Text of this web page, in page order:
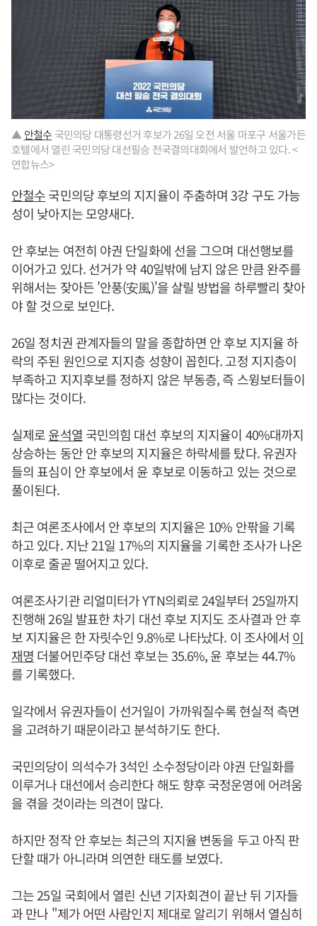
▲안철수 국민의당 대통령선거 후보가 26일 오전 서울 마포구 서울가든
호텔에서 열린 국민의당 대선필승 전국결의대회에서 발언하고 있다. <
연합뉴스>
안철수국민의당 후보의 지지율이 주춤하며 3강 구도 가능
성이 낮아지는 모양새다.
안 후보는 여전히 야권 단일화에 선을 그으며 대선행보를
이어가고 있다. 선거가 약 40일밖에 남지 않은 만큼 완주를
위해서는 잦아든 '안풍(安風)'을 살릴 방법을 하루빨리 찾아
야 할 것으로 보인다.
26일 정치권 관계자들의 말을 종합하면 안 후보 지지율 하
락의 주된 원인으로 지지층 성향이 꼽힌다. 고정 지지층이
부족하고 지지후보를 정하지 않은 부동층, 즉 스윙보터들이
많다는 것이다.
실제로윤석열 국민의힘 대선 후보의 지지율이 40%대까지
상승하는 동안 안 후보의 지지율은 하락세를 탔다. 유권자
들의 표심이 안 후보에서 윤 후보로 이동하고 있는 것으로
풀이된다.
최근 여론조사에서 안 후보의 지지율은 10% 안팎을 기록
하고 있다. 지난 21일 17%의 지지율을 기록한 조사가 나온
이후로 줄곧 떨어지고 있다.
여론조사기관 리얼미터가 YTN의뢰로 24일부터 25일까지
진행해 26일 발표한 차기 대선 후보 지지도 조사결과 안 후
보 지지율은 한 자릿수인 9.8%로 나타났다. 이 조사에서 이
재명 더불어민주당 대선 후보는 35.6%, 윤 후보는 44.7%
를 기록했다.
일각에서 유권자들이 선거일이 가까워질수록 현실적 측면
을 고려하기 때문이라고 분석하기도 한다.
국민의당이 의석수가 3석인 소수정당이라 야권 단일화를
이루거나 대선에서 승리한다 해도 향후 국정운영에 어려움
을 겪을 것이라는 의견이 많다.
하지만 정작 안 후보는 최근의 지지율 변동을 두고 아직 판
단할 때가 아니라며 의연한 태도를 보였다.
그는 25일 국회에서 열린 신년 기자회견이 끝난 뒤 기자들
과 만나 "제가 어떤 사람인지 제대로 알리기 위해서 열심히